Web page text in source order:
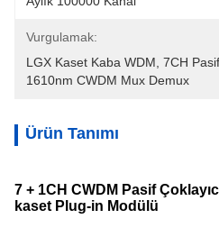
Vurgulamak:
LGX Kaset Kaba WDM 7CH
1610nm CWDM Mux Demux
Ürün Tanımı
7 + 1CH CWDM Pasif
kaset Plug-in Modülü